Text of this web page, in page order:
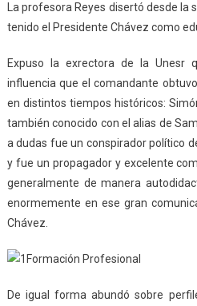
La profesora Reyes disertó desde la
tenido el Presidente Chávez como
Expuso la exrectora de la Unesr
influencia que el comandante
en distintos tiempos históricos:
también conocido con el alias de
a dudas fue un conspirador político
y fue un propagador y excelente
generalmente de manera
enormemente en ese gran
Chávez.
De igual forma abundó sobre